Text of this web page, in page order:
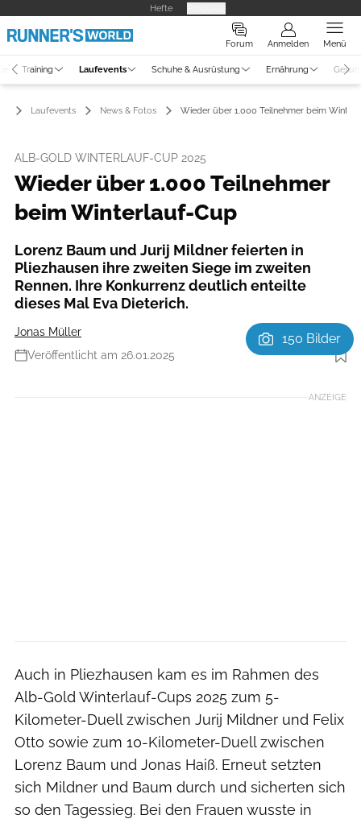
Hefte
Forum Anmelden Menü
Training Laufevents Schuhe & Ausrüstung Ernährung
Laufevents News & Fotos Wieder über 1.000 Teilnehmer beim
ALB-GOLD WINTERLAUF-CUP 2025
Wieder über 1.000 Teilnehmer
beim Winterlauf-Cup
Lorenz Baum und Jurij Mildner feierten in
Pliezhausen ihre zweiten Siege im zweiten
Rennen. Ihre Konkurrenz deutlich enteilte
dieses Mal Eva Dieterich.
Jonas Müller
Veröffentlicht am 26.01.2025
Foto: BeLa Sportfoto
150 Bilder
ANZEIGE
Auch in Pliezhausen kam es im Rahmen des
Alb-Gold Winterlauf-Cups 2025 zum 5-
Kilometer-Duell zwischen Jurij Mildner und Felix
Otto sowie zum 10-Kilometer-Duell zwischen
Lorenz Baum und Jonas Haiß. Erneut setzten
sich Mildner und Baum durch und sicherten sich
so den Tagessieg. Bei den Frauen wusste in